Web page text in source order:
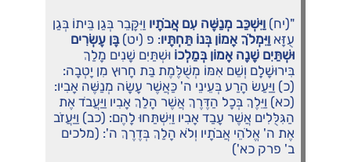
"(יח) וַיִּשְׁכַּב מְנַשֶּׁה עִם אֲבֹתָיו וַיִּקָּבֵר בְּגַן בֵּיתוֹ בְּגַן
עֻזָּא וַיִּמְלֹךְ אָמוֹן בְּנוֹ תַּחְתָּיו: פ (יט)בֶּן עֶשְׂרִים
וּשְׁתַּיִם שָׁנָה אָמוֹן בְּמַלְכוֹ וּשְׁתַּיִם שָׁנִים מָלַךְ
בִּירוּשָׁלִָם וְשֵׁם אִמּוֹ מְשֻׁלֶּמֶת בַּת חָרוּץ מִן יָטְבָה:
(כ) וַיַּעַשׂ הָרַע בְּעֵינֵי ה' כַּאֲשֶׁר עָשָׂה מְנַשֶּׁה אָבִיו:
(כא) וַיֵּלֶךְ בְּכָל הַדֶּרֶךְ אֲשֶׁר הָלַךְ אָבִיו וַיַּעֲבֹד אֶת
הַגִּלֻּלִים אֲשֶׁר עָבַד אָבִיו וַיִּשְׁתַּחוּ לָהֶם: (כב) וַיַּעֲזֹב
אֶת ה' אֱלֹהֵי אֲבֹתָיו וְלֹא הָלַךְ בְּדֶרֶךְ ה': (מלכים
ב' פרק כא')